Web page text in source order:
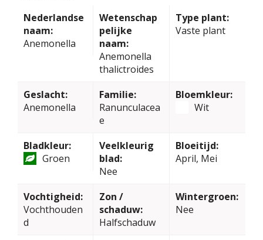
Nederlandse
naam:
Anemonella
Wetenschap
pelijke
naam:
Anemonella
thalictroides
Type plant:
Vaste plant
Geslacht:
Anemonella
Familie:
Ranunculacea
e
Bloemkleur:
Wit
Bladkleur:
Groen
Veelkleurig
blad:
Nee
Bloeitijd:
April, Mei
Vochtigheid:
Vochthouden
d
Zon /
schaduw:
Halfschaduw
Wintergroen:
Nee